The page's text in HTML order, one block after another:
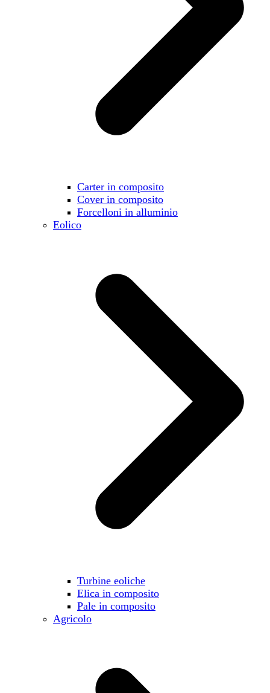
Carter in composito
Cover in composito
Forcelloni in alluminio
Eolico
Turbine eoliche
Elica in composito
Pale in composito
Agricolo